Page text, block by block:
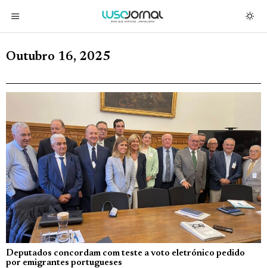
Outubro 16, 2025
Deputados concordam com teste a voto eletrónico pedido
por emigrantes portugueses